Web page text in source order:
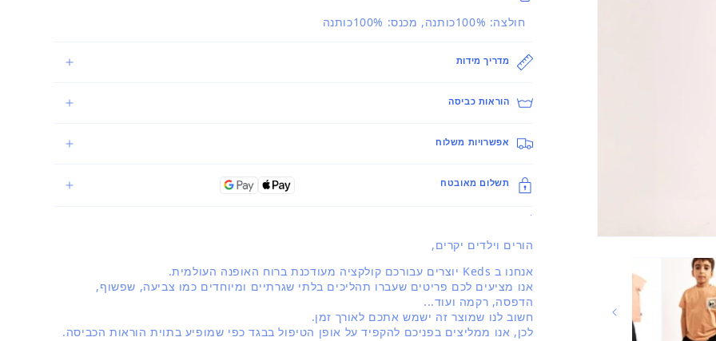
חולצה: 100%כותנה, מכנס: 100%כותנה
מדריך מידות
הוראות כביסה
אפשרויות משלוח
תשלום מאובטח
.
הורים וילדים יקרים,
אנחנו ב Keds יוצרים עבורכם קולקציה מעודכנת ברוח האופנה העולמית.
אנו מציעים לכם פריטים שעברו תהליכים בלתי שגרתיים ומיוחדים כמו צביעה, שפשוף,
הדפסה, רקמה ועוד...
חשוב לנו שמוצר זה ישמש אתכם לאורך זמן.
לכן, אנו ממליצים בפניכם להקפיד על אופן הטיפול בבגד כפי שמופיע בתוית הוראות הכביסה.